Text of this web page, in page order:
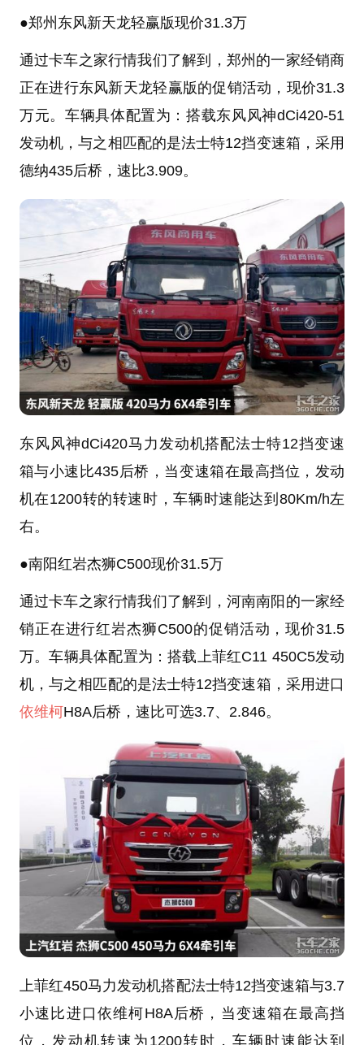
●郑州 东风新天龙轻赢版现价31.3万
通过卡车之家行情我们了解到，郑州的一家经销商
正在进行东风新天龙轻赢版的促销活动，现价31.3
万元。车辆具体配置为：搭载东风风神dCi420-51
发动机，与之相匹配的是法士特12挡变速箱，采用
德纳435后桥，速比3.909。
东风风神dCi420马力发动机搭配法士特12挡变速
箱与小速比435后桥，当变速箱在最高挡位，发动
机在1200转的转速时，车辆时速能达到80Km/h左
右。
●南阳红岩杰狮C500现价31.5万
通过卡车之家行情我们了解到，河南南阳的一家经
销正在进行红岩杰狮C500的促销活动，现价31.5
万。车辆具体配置为：搭载上菲红C11 450C5发动
机，与之相匹配的是法士特12挡变速箱，采用进口
依维柯H8A后桥，速比可选3.7、2.846。
上菲红450马力发动机搭配法士特12挡变速箱与3.7
小速比进口依维柯H8A后桥，当变速箱在最高挡
位，发动机转速为1200转时，车辆时速能达到